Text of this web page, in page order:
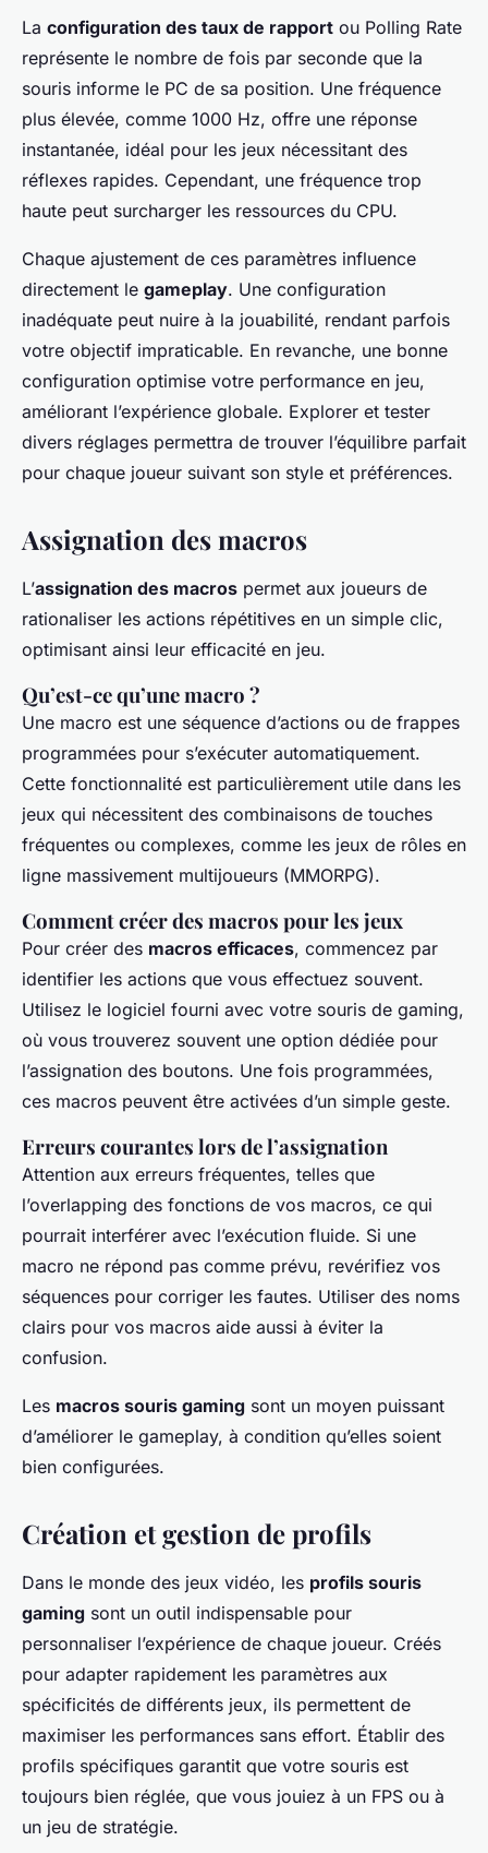
La configuration des taux de rapport ou Polling Rate
représente le nombre de fois par seconde que la
souris informe le PC de sa position. Une fréquence
plus élevée, comme 1000 Hz, offre une réponse
instantanée, idéal pour les jeux nécessitant des
réflexes rapides. Cependant, une fréquence trop
haute peut surcharger les ressources du CPU.
Chaque ajustement de ces paramètres influence
directement le gameplay. Une configuration
inadéquate peut nuire à la jouabilité, rendant parfois
votre objectif impraticable. En revanche, une bonne
configuration optimise votre performance en jeu,
améliorant l’expérience globale. Explorer et tester
divers réglages permettra de trouver l’équilibre parfait
pour chaque joueur suivant son style et préférences.
Assignation des macros
L’assignation des macros permet aux joueurs de
rationaliser les actions répétitives en un simple clic,
optimisant ainsi leur efficacité en jeu.
Qu’est-ce qu’une macro ?
Une macro est une séquence d’actions ou de frappes
programmées pour s’exécuter automatiquement.
Cette fonctionnalité est particulièrement utile dans les
jeux qui nécessitent des combinaisons de touches
fréquentes ou complexes, comme les jeux de rôles en
ligne massivement multijoueurs (MMORPG).
Comment créer des macros pour les jeux
Pour créer des macros efficaces, commencez par
identifier les actions que vous effectuez souvent.
Utilisez le logiciel fourni avec votre souris de gaming,
où vous trouverez souvent une option dédiée pour
l’assignation des boutons. Une fois programmées,
ces macros peuvent être activées d’un simple geste.
Erreurs courantes lors de l’assignation
Attention aux erreurs fréquentes, telles que
l’overlapping des fonctions de vos macros, ce qui
pourrait interférer avec l’exécution fluide. Si une
macro ne répond pas comme prévu, revérifiez vos
séquences pour corriger les fautes. Utiliser des noms
clairs pour vos macros aide aussi à éviter la
confusion.
Les macros souris gaming sont un moyen puissant
d’améliorer le gameplay, à condition qu’elles soient
bien configurées.
Création et gestion de profils
Dans le monde des jeux vidéo, les profils souris
gaming sont un outil indispensable pour
personnaliser l’expérience de chaque joueur. Créés
pour adapter rapidement les paramètres aux
spécificités de différents jeux, ils permettent de
maximiser les performances sans effort. Établir des
profils spécifiques garantit que votre souris est
toujours bien réglée, que vous jouiez à un FPS ou à
un jeu de stratégie.